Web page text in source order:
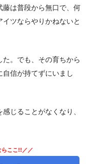
想＆まとめ
は普段から無口で、何
ツならやりかねないと
。でも、その育ちから
自信が持てずにいまし
じることがなくなり、
らここ!!／／